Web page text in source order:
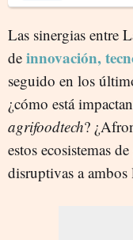
Las sinergias entre
de innovación,
seguido en los
¿cómo está
agrifoodtech?
estos ecosistemas
disruptivas a